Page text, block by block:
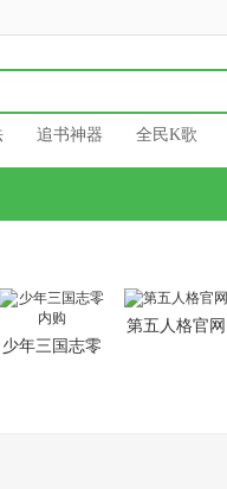
追书神器 全民K歌
少年三国志零
第五人格官网